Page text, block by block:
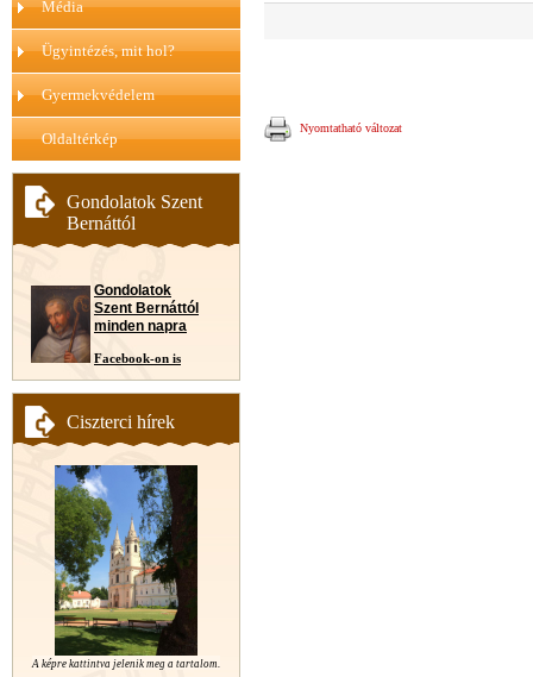
Média
Ügyintézés, mit hol?
Gyermekvédelem
Oldaltérkép
Gondolatok Szent
Bernáttól
Gondolatok
Szent Bernáttól
minden napra
Facebook-on is
Ciszterci hírek
A képre kattintva jelenik meg a tartalom.
Nyomtatható változat